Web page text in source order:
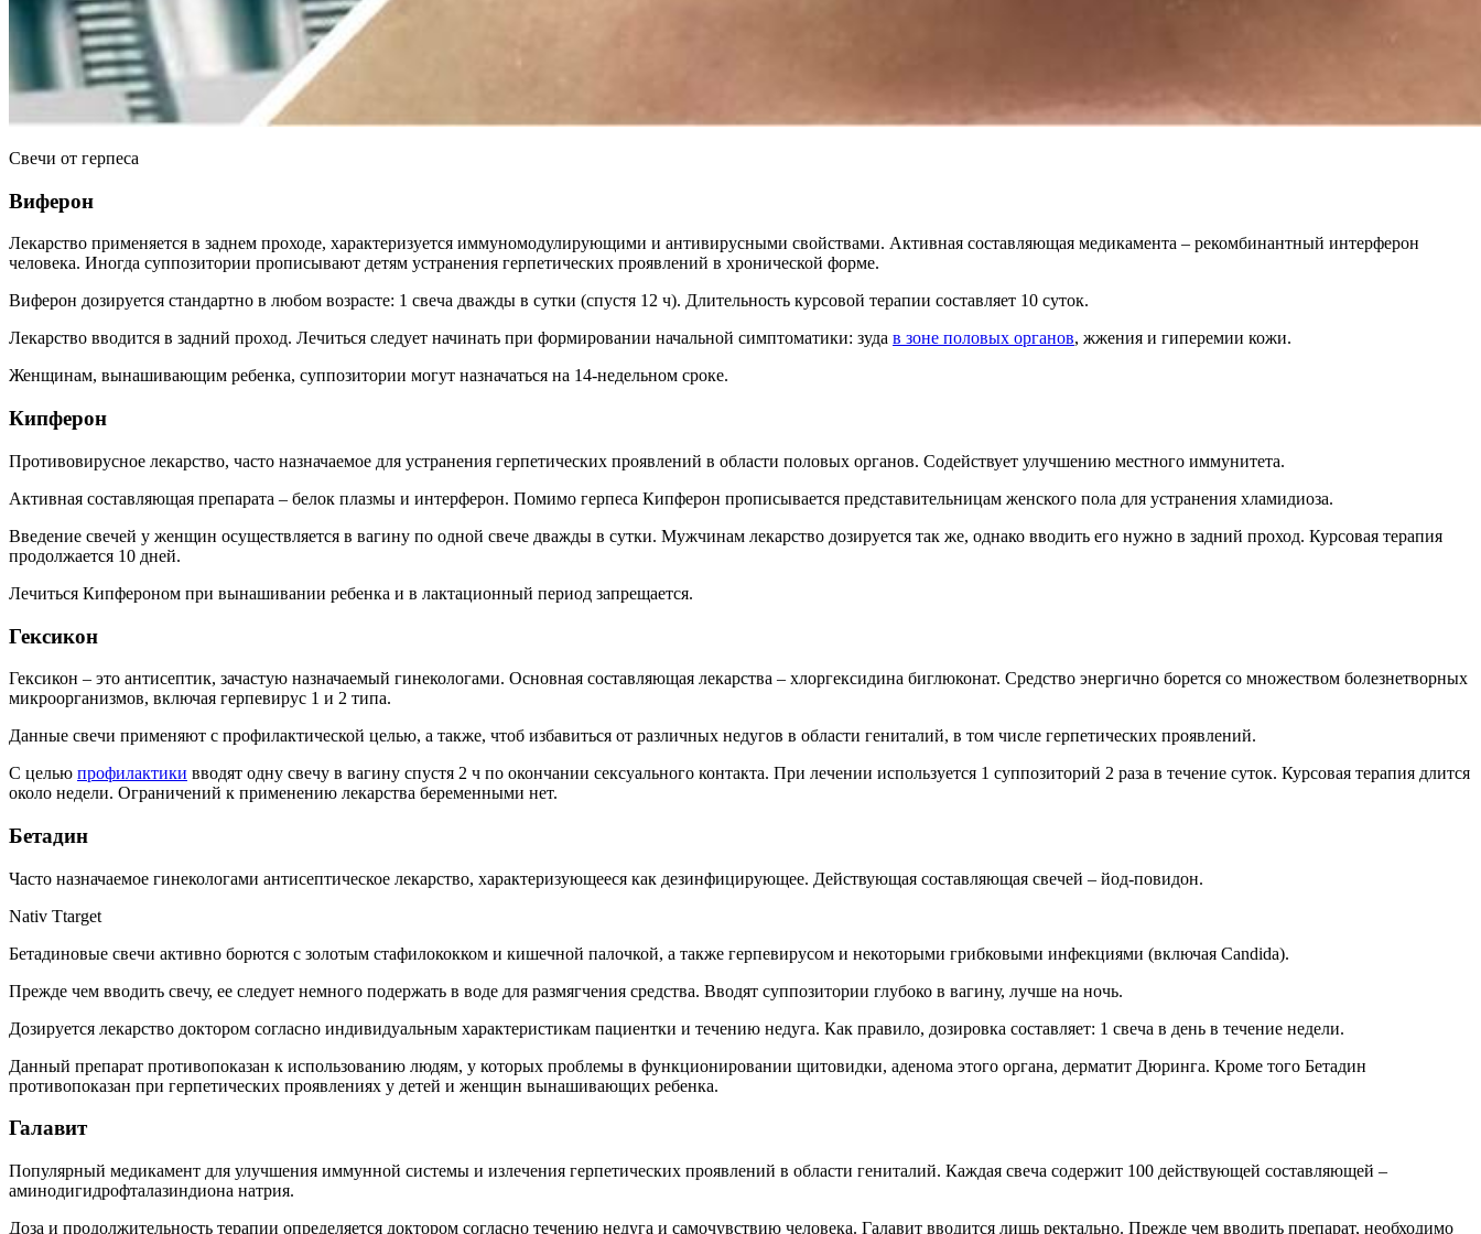
Свечи от герпеса
Виферон
Лекарство применяется в заднем проходе, характеризуется иммуномодулирующими и антивирусными свойствами. Активная составляющая медикамента – рекомбинантный интерферон
человека. Иногда суппозитории прописывают детям устранения герпетических проявлений в хронической форме.
Виферон дозируется стандартно в любом возрасте: 1 свеча дважды в сутки (спустя 12 ч). Длительность курсовой терапии составляет 10 суток.
Лекарство вводится в задний проход. Лечиться следует начинать при формировании начальной симптоматики: зуда в зоне половых органов, жжения и гиперемии кожи.
Женщинам, вынашивающим ребенка, суппозитории могут назначаться на 14-недельном сроке.
Кипферон
Противовирусное лекарство, часто назначаемое для устранения герпетических проявлений в области половых органов. Содействует улучшению местного иммунитета.
Активная составляющая препарата – белок плазмы и интерферон. Помимо герпеса Кипферон прописывается представительницам женского пола для устранения хламидиоза.
Введение свечей у женщин осуществляется в вагину по одной свече дважды в сутки. Мужчинам лекарство дозируется так же, однако вводить его нужно в задний проход. Курсовая терапия
продолжается 10 дней.
Лечиться Кипфероном при вынашивании ребенка и в лактационный период запрещается.
Гексикон
Гексикон – это антисептик, зачастую назначаемый гинекологами. Основная составляющая лекарства – хлоргексидина биглюконат. Средство энергично борется со множеством болезнетворных
микроорганизмов, включая герпевирус 1 и 2 типа.
Данные свечи применяют с профилактической целью, а также, чтоб избавиться от различных недугов в области гениталий, в том числе герпетических проявлений.
С целью профилактики вводят одну свечу в вагину спустя 2 ч по окончании сексуального контакта. При лечении используется 1 суппозиторий 2 раза в течение суток. Курсовая терапия длится
около недели. Ограничений к применению лекарства беременными нет.
Бетадин
Часто назначаемое гинекологами антисептическое лекарство, характеризующееся как дезинфицирующее. Действующая составляющая свечей – йод-повидон.
Nativ Ttarget
Бетадиновые свечи активно борются с золотым стафилококком и кишечной палочкой, а также герпевирусом и некоторыми грибковыми инфекциями (включая Candida).
Прежде чем вводить свечу, ее следует немного подержать в воде для размягчения средства. Вводят суппозитории глубоко в вагину, лучше на ночь.
Дозируется лекарство доктором согласно индивидуальным характеристикам пациентки и течению недуга. Как правило, дозировка составляет: 1 свеча в день в течение недели.
Данный препарат противопоказан к использованию людям, у которых проблемы в функционировании щитовидки, аденома этого органа, дерматит Дюринга. Кроме того Бетадин
противопоказан при герпетических проявлениях у детей и женщин вынашивающих ребенка.
Галавит
Популярный медикамент для улучшения иммунной системы и излечения герпетических проявлений в области гениталий. Каждая свеча содержит 100 действующей составляющей –
аминодигидрофталазиндиона натрия.
Доза и продолжительность терапии определяется доктором согласно течению недуга и самочувствию человека. Галавит вводится лишь ректально. Прежде чем вводить препарат, необходимо